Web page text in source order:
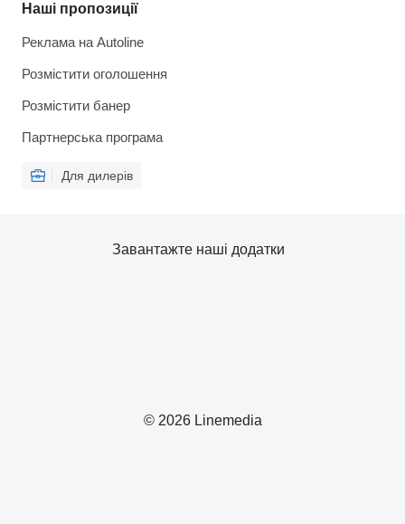
Наші пропозиції
Реклама на Autoline
Розмістити оголошення
Розмістити банер
Партнерська програма
Для дилерів
© 2026 Linemedia
Завантажте наші додатки